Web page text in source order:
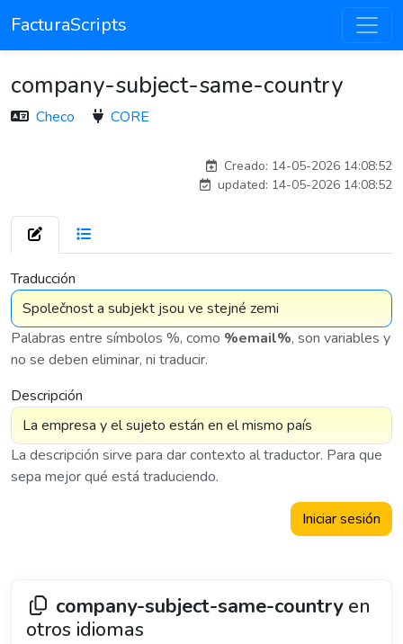
FacturaScripts
company-subject-same-country
Checo CORE
Creado: 14-05-2026 14:08:52
updated: 14-05-2026 14:08:52
Traducción
Palabras entre símbolos %, como %email%, son variables y
no se deben eliminar, ni traducir.
Descripción
La descripción sirve para dar contexto al traductor. Para que
sepa mejor qué está traduciendo.
Iniciar sesión
company-subject-same-countryen
otros idiomas